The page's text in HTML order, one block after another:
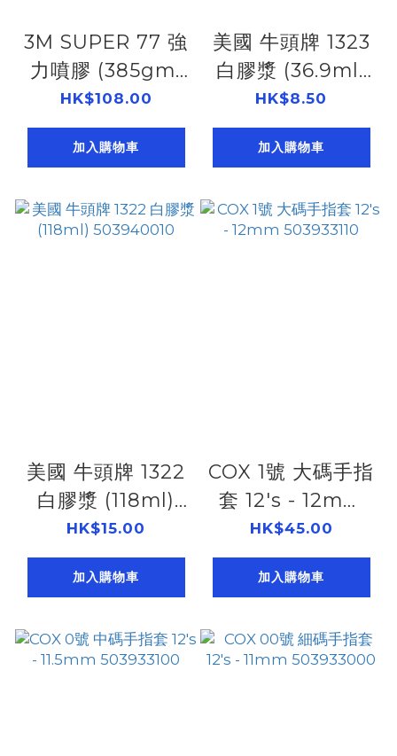
3M SUPER 77 強
力噴膠 (385gm)
503977300
HK$108.00
加入購物車
美國 牛頭牌 1323
白膠漿 (36.9ml)
503940020
HK$8.50
加入購物車
美國 牛頭牌 1322
白膠漿 (118ml)
503940010
HK$15.00
加入購物車
COX 1號 大碼手指
套 12's - 12mm
503933110
HK$45.00
加入購物車